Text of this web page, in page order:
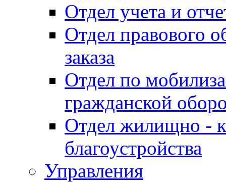
Отдел учета и
Отдел правового
заказа
Отдел по
гражданской
Отдел жилищно -
благоустройства
Управления